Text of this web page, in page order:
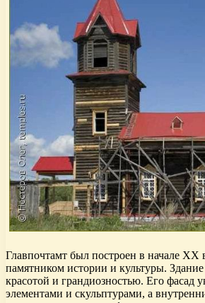
Главпочтамт был построен в начале XX
памятником истории и культуры. Здание
красотой и грандиозностью. Его фасад
элементами и скульптурами, а